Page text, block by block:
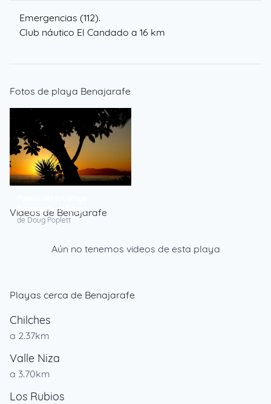
Emergencias (112).
Club náutico El Candado a 16 km
Fotos de playa Benajarafe
Benajarafe, MÃ¡laga
de Doug Poplett
Videos de Benajarafe
Aún no tenemos videos de esta playa
Playas cerca de Benajarafe
Chilches
a 2.37km
Valle Niza
a 3.70km
Los Rubios